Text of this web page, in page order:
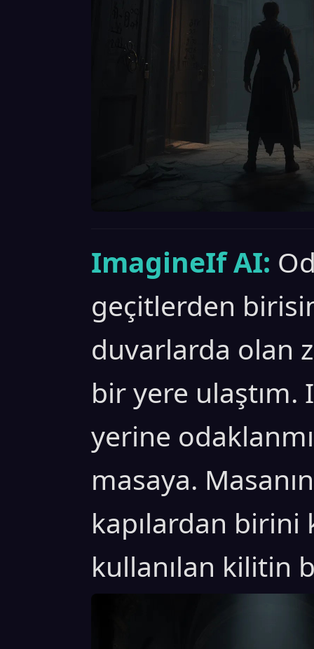
ImagineIf AI:
geçitlerden
duvarlarda olan
bir yere ulaştım.
yerine
masaya.
kapılardan
kullanılan kilitin